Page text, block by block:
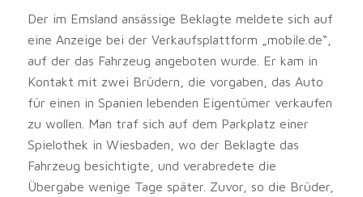
Der im Emsland ansässige Beklagte meldete sich auf
eine Anzeige bei der Verkaufsplattform „mobile.de“,
auf der das Fahrzeug angeboten wurde. Er kam in
Kontakt mit zwei Brüdern, die vorgaben, das Auto
für einen in Spanien lebenden Eigentümer verkaufen
zu wollen. Man traf sich auf dem Parkplatz einer
Spielothek in Wiesbaden, wo der Beklagte das
Fahrzeug besichtigte, und verabredete die
Übergabe wenige Tage später. Zuvor, so die Brüder,